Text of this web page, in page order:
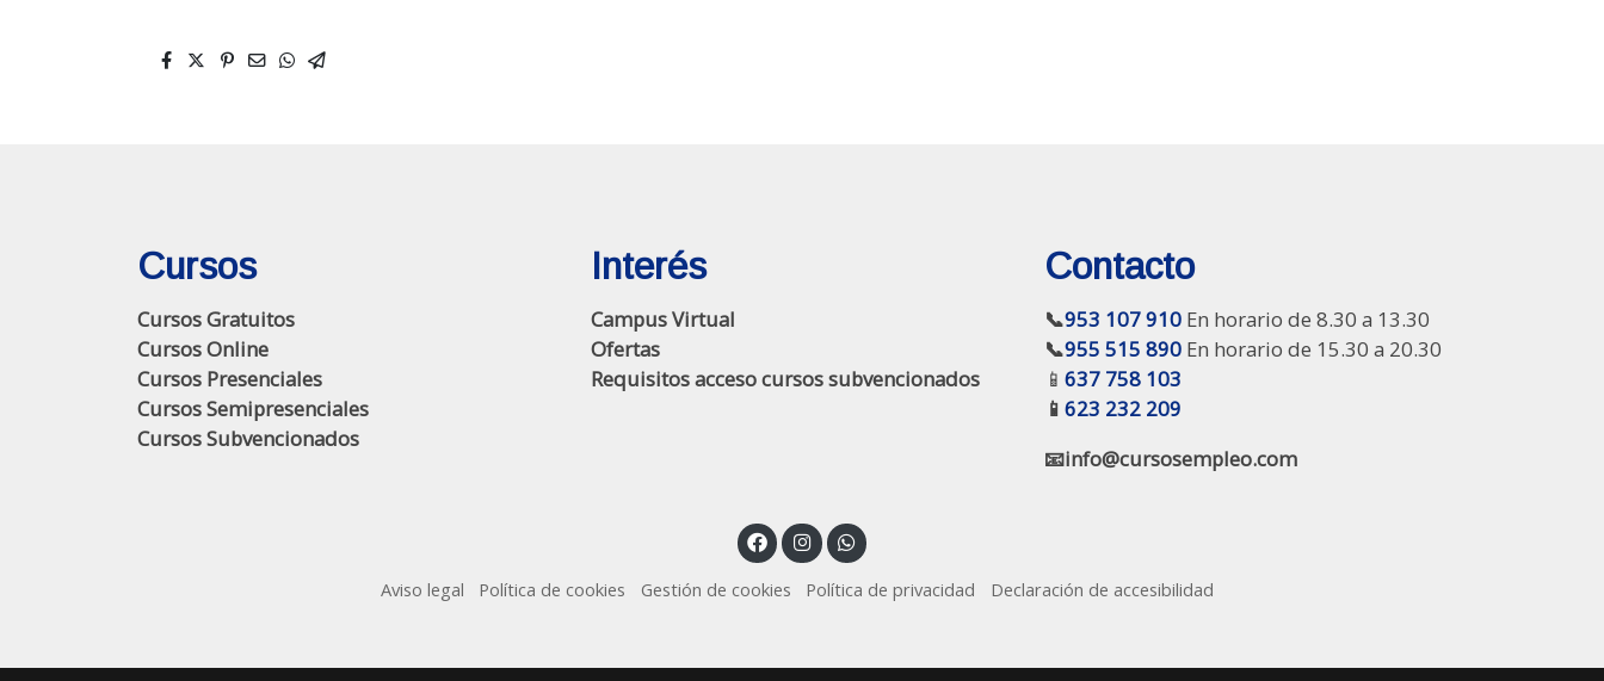
Cursos
Cursos Gratuitos
Cursos Online
Cursos Presenciales
Cursos Semipresenciales
Cursos Subvencionados
Interés
Campus Virtual
Ofertas
Requisitos acceso cursos subvencionados
Contacto
📞953 107 910En horario de 8.30 a 13.30
📞955 515 890En horario de 15.30 a 20.30
📱 637 758 103
📱 623 232 209
📧info@cursosempleo.com
Aviso legal Política de cookies Gestión de cookies Política de privacidad Declaración de accesibilidad